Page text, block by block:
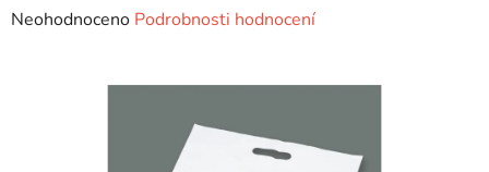
Průměrné
Neohodnoceno Podrobnosti hodnocení